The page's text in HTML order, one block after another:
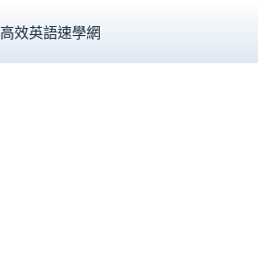
至
高效英語速學網